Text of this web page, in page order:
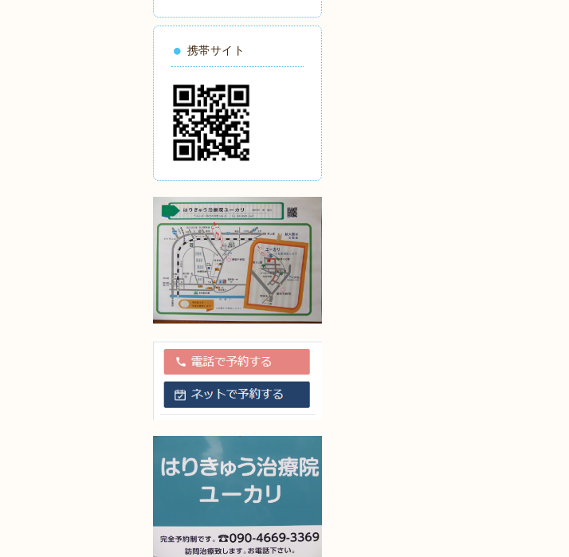
携帯サイト